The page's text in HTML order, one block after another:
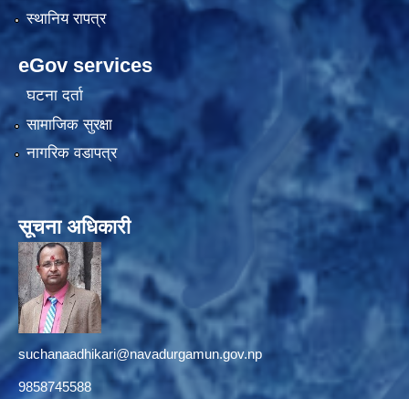
स्थानिय रापत्र
eGov services
घटना दर्ता
सामाजिक सुरक्षा
नागरिक वडापत्र
सूचना अधिकारी
suchanaadhikari@navadurgamun.gov.np
9858745588